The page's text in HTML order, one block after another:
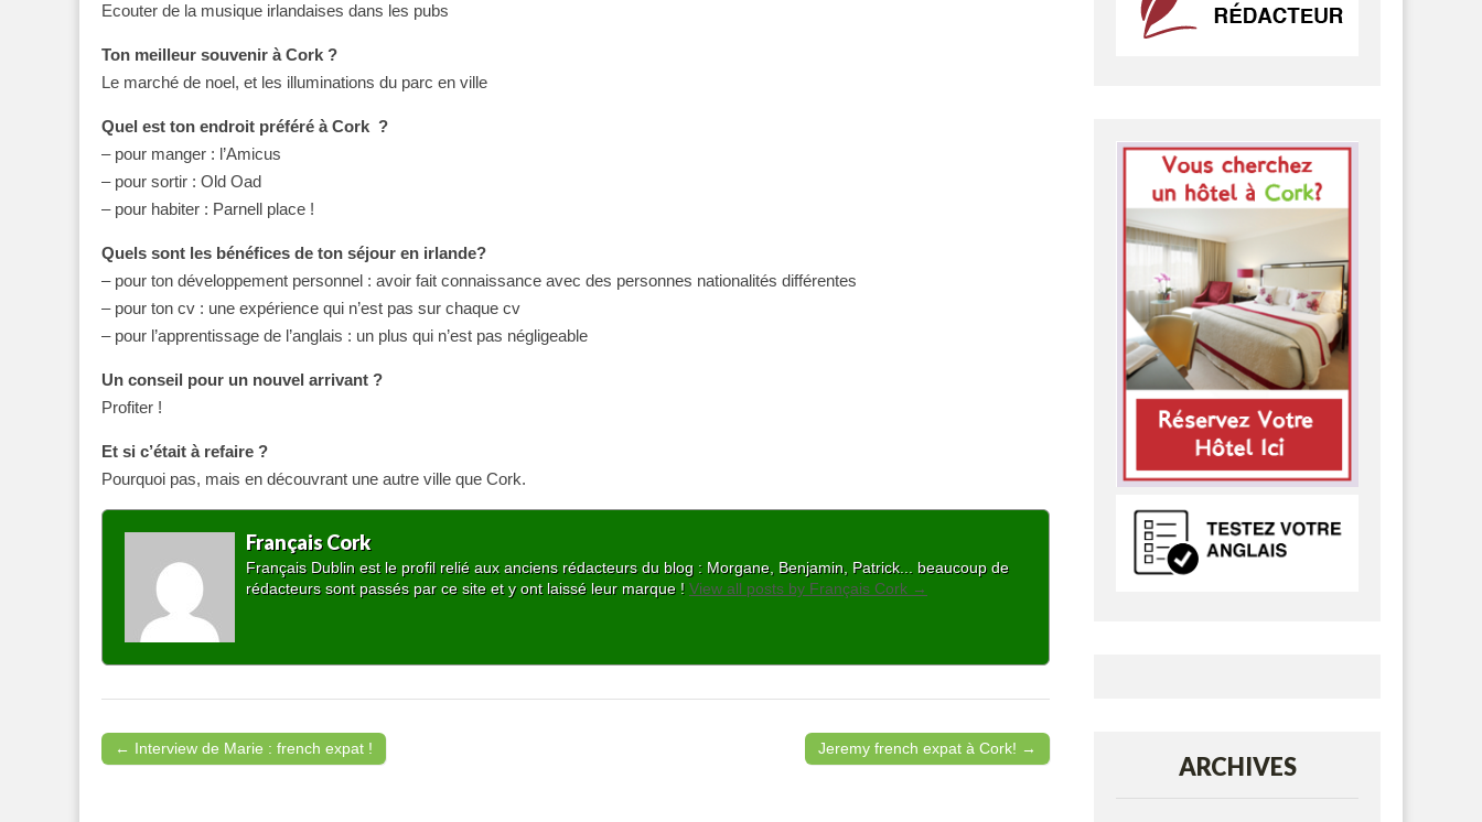
Ecouter de la musique irlandaises dans les pubs
Ton meilleur souvenir à Cork ?
Le marché de noel, et les illuminations du parc en ville
Quel est ton endroit préféré à Cork ?
– pour manger : l’Amicus
– pour sortir : Old Oad
– pour habiter : Parnell place !
Quels sont les bénéfices de ton séjour en irlande?
– pour ton développement personnel : avoir fait connaissance avec des personnes nationalités différentes
– pour ton cv : une expérience qui n’est pas sur chaque cv
– pour l’apprentissage de l’anglais : un plus qui n’est pas négligeable
Un conseil pour un nouvel arrivant ?
Profiter !
Et si c’était à refaire ?
Pourquoi pas, mais en découvrant une autre ville que Cork.
Français Cork
Français Dublin est le profil relié aux anciens rédacteurs du blog : Morgane, Benjamin, Patrick... beaucoup de
rédacteurs sont passés par ce site et y ont laissé leur marque ! View all posts by Français Cork →
Post navigation
← Interview de Marie : french expat ! Jeremy french expat à Cork! →
ARCHIVES